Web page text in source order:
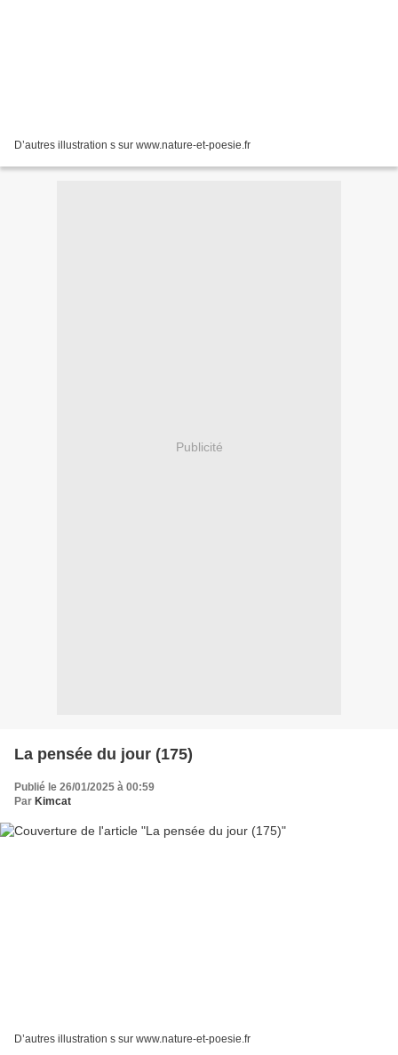
D’autres illustration s sur www.nature-et-poesie.fr
Publicité
La pensée du jour (175)
Publié le 26/01/2025 à 00:59
Par Kimcat
D’autres illustration s sur www.nature-et-poesie.fr